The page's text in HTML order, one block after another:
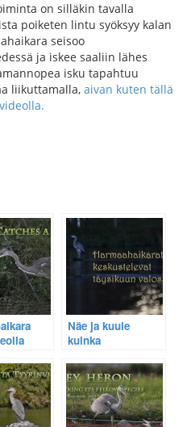
on silläkin tavalla
poiketen lintu syöksyy kalan
seisoo
ja iskee saaliin lähes
isku tapahtuu
liikuttamalla, aivan kuten tällä
taivaalta.
Näe ja kuule
kuinka
keskustelevat
äänekkäästi
täysikuun valossa.